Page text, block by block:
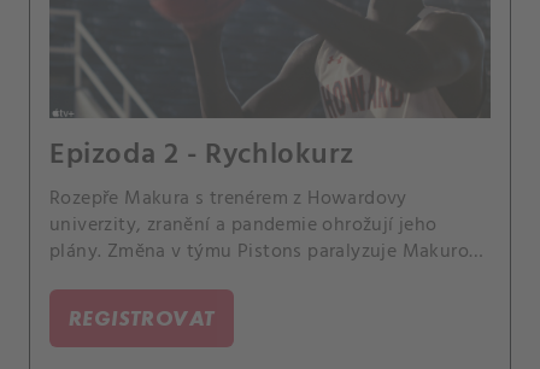
Epizoda 2 - Rychlokurz
Rozepře Makura s trenérem z Howardovy
univerzity, zranění a pandemie ohrožují jeho
plány. Změna v týmu Pistons paralyzuje Makurova
REGISTROVAT